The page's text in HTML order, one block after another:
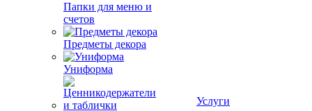
Папки для меню и
счетов
Предметы декора
Униформа
Услуги